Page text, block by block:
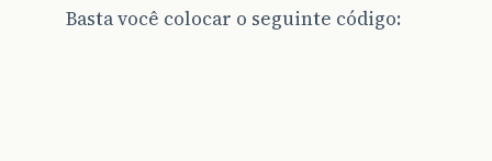
Basta você colocar o seguinte código: